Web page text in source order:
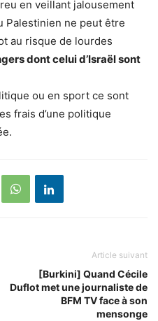
en veillant jalousement
Palestinien ne peut être
au risque de lourdes
dont celui d’Israël sont
ou en sport ce sont
frais d’une politique
Article suivant
[Burkini] Quand Cécile
Duflot met une journaliste de
BFM TV face à son
mensonge